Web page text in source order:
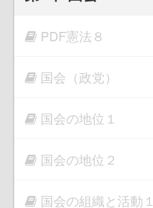
PDF憲法８
国会（政党）
国会の地位１
国会の地位２
国会の組織と活動１